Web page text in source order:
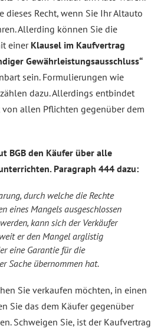
dieses Recht, wenn Sie Ihr Altauto
Allerding können Sie die
einer Klausel im Kaufvertrag
Gewährleistungsausschluss“
sein. Formulierungen wie
dazu. Allerdings entbindet
allen Pflichten gegenüber dem
BGB den Käufer über alle
Paragraph 444 dazu:
durch welche die Rechte
eines Mangels ausgeschlossen
kann sich der Verkäufer
er den Mangel arglistig
eine Garantie für die
Sache übernommen hat.
Sie verkaufen möchten, in einen
Sie das dem Käufer gegenüber
Schweigen Sie, ist der Kaufvertrag